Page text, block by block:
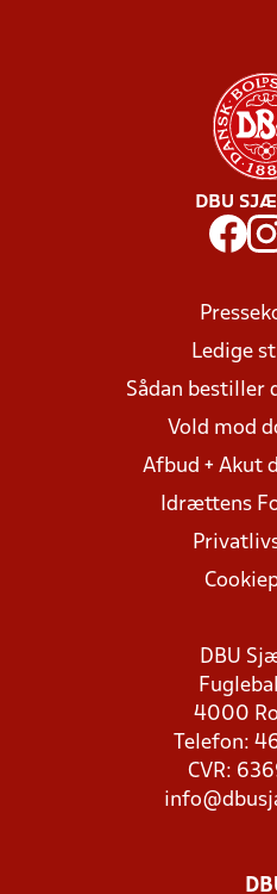
DBU
Ledige
Sådan bestiller
Vold mod
Afbud + Akut
Idrættens
DBU
4000
Telefon:
CVR: